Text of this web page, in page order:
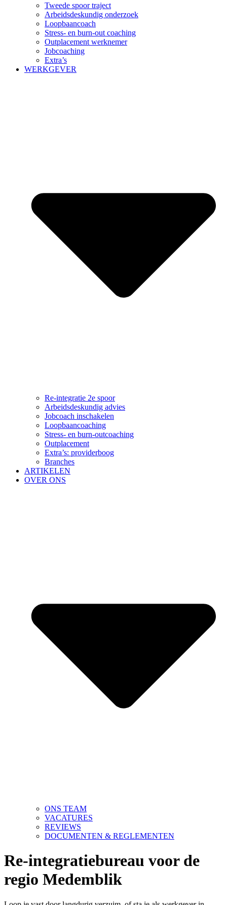
Tweede spoor traject
Arbeidsdeskundig onderzoek
Loopbaancoach
Stress- en burn-out coaching
Outplacement werknemer
Jobcoaching
Extra’s
WERKGEVER
Re-integratie 2e spoor
Arbeidsdeskundig advies
Jobcoach inschakelen
Loopbaancoaching
Stress- en burn-outcoaching
Outplacement
Extra’s: providerboog
Branches
ARTIKELEN
OVER ONS
ONS TEAM
VACATURES
REVIEWS
DOCUMENTEN & REGLEMENTEN
Re-integratiebureau voor de
regio Medemblik